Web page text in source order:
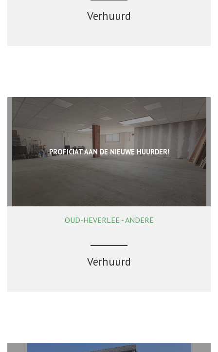
Verhuurd
PROFICIAT AAN DE NIEUWE HUURDER!
138 m²
OUD-HEVERLEE - ANDERE
Verhuurd